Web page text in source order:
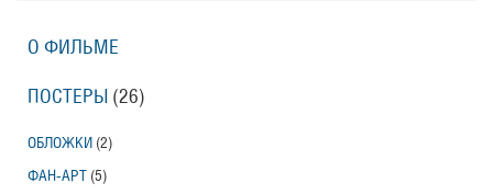
О ФИЛЬМЕ
ПОСТЕРЫ (26)
ОБЛОЖКИ (2)
ФАН-АРТ (5)